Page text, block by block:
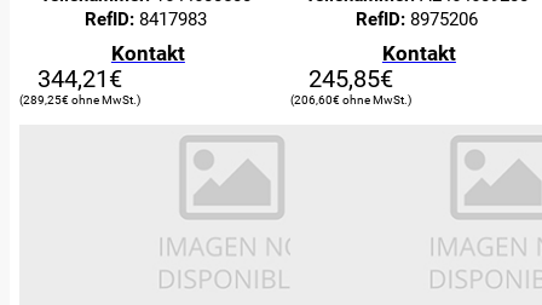
RefID:8417983
Kontakt
344,21€
289,25€
RefID:8975206
Kontakt
245,85€
206,60€